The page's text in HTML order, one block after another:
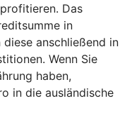
Das
in
diese anschließend in
Wenn Sie
haben,
in die ausländische